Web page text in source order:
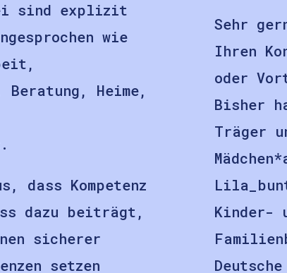
sind explizit
wie
Heime,
dass Kompetenz
dazu beiträgt,
sicherer
setzen
Sehr
Ihren
oder
Bisher
Träger
Kinder-